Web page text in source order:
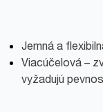
Jemná a
Viacúčelová –
vyžadujú